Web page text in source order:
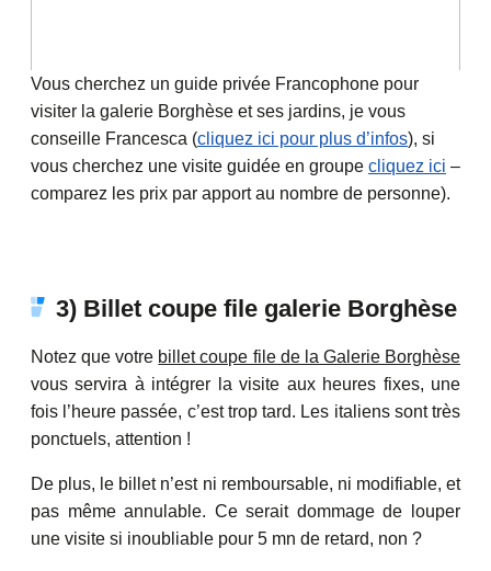
Vous cherchez un guide privée Francophone pour
visiter la galerie Borghèse et ses jardins, je vous
conseille Francesca (cliquez ici pour plus d’infos), si
vous cherchez une visite guidée en groupe cliquez ici –
comparez les prix par apport au nombre de personne).
3) Billet coupe file galerie Borghèse
Notez que votre billet coupe file de la Galerie Borghèse
vous servira à intégrer la visite aux heures fixes, une
fois l’heure passée, c’est trop tard. Les italiens sont très
ponctuels, attention !
De plus, le billet n’est ni remboursable, ni modifiable, et
pas même annulable. Ce serait dommage de louper
une visite si inoubliable pour 5 mn de retard, non ?